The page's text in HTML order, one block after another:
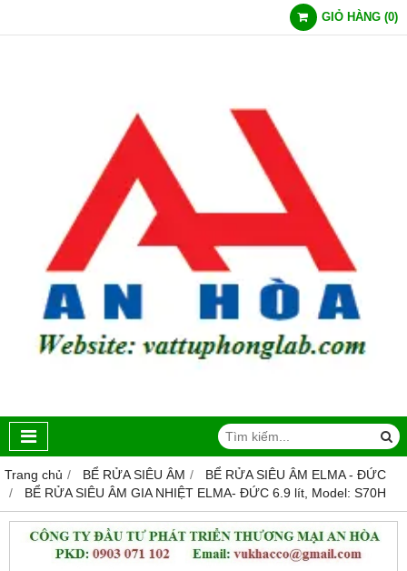
GIỎ HÀNG (0)
Trang chủ BỂ RỬA SIÊU ÂM
BỂ RỬA SIÊU ÂM ELMA - ĐỨC
BỂ RỬA SIÊU ÂM GIA NHIỆT ELMA- ĐỨC 6.9 lít, Model: S70H